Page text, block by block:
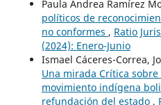
Paula Andrea Ramírez
políticos de
no conformes , Ratio
(2024): Enero-Junio
Ismael Cáceres-Correa,
Una mirada Crítica
movimiento indígena
refundación del estado ,